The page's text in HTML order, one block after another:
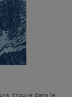
trouve dans le